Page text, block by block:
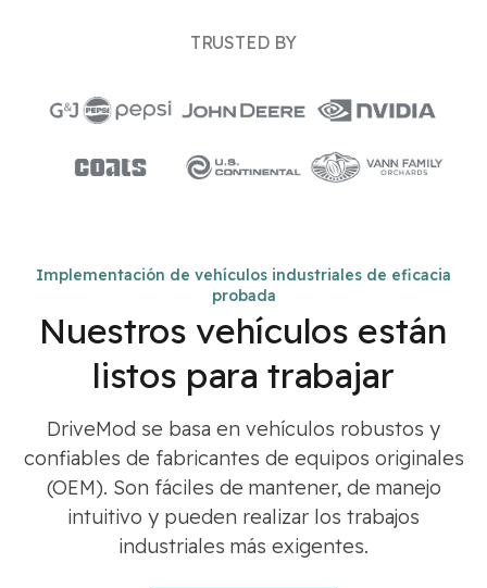
TRUSTED BY
Implementación de vehículos industriales de eficacia
probada
Nuestros vehículos están
listos para trabajar
DriveMod se basa en vehículos robustos y
confiables de fabricantes de equipos originales
(OEM). Son fáciles de mantener, de manejo
intuitivo y pueden realizar los trabajos
industriales más exigentes.